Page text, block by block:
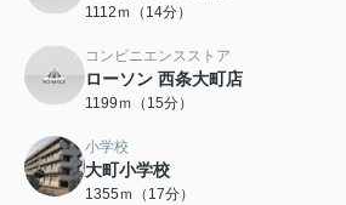
1112ｍ（14分）
コンビニエンスストア
ローソン 西条大町店
1199ｍ（15分）
小学校
大町小学校
1355ｍ（17分）